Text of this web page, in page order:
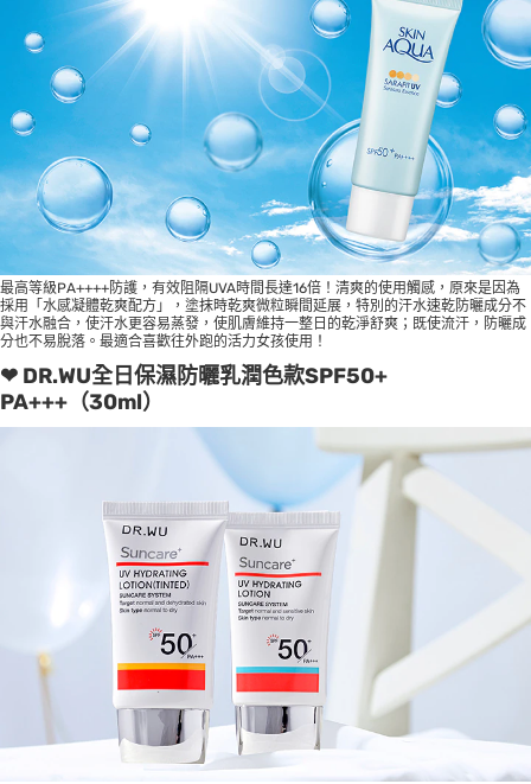
最高等級PA++++防護，有效阻隔UVA時間長達16倍！清爽的使用觸感，原來是因為
採用「水感凝體乾爽配方」，塗抹時乾爽微粒瞬間延展，特別的汗水速乾防曬成分不
與汗水融合，使汗水更容易蒸發，使肌膚維持一整日的乾淨舒爽；既使流汗，防曬成
分也不易脫落。最適合喜歡往外跑的活力女孩使用！
❤ DR.WU全日保濕防曬乳潤色款SPF50+
PA+++（30ml）